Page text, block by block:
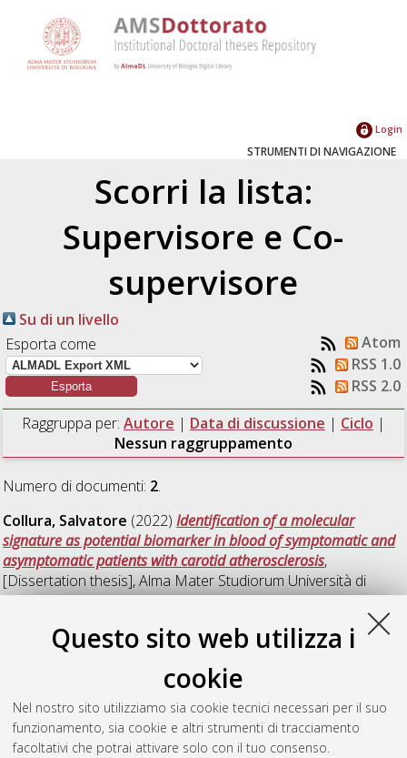
Questo sito web utilizza i
cookie
Nel nostro sito utilizziamo sia cookie tecnici necessari per il suo
funzionamento, sia cookie e altri strumenti di tracciamento
facoltativi che potrai attivare solo con il tuo consenso.
Login
STRUMENTI DI NAVIGAZIONE
Scorri la lista:
Supervisore e Co-
supervisore
Su di un livello
Esporta come
Atom
RSS 1.0
RSS 2.0
Raggruppa per: Autore | Data di discussione | Ciclo |
Nessun raggruppamento
Numero di documenti: 2.
Collura, Salvatore (2022)Identification of a molecular
signature as potential biomarker in blood of symptomatic and
asymptomatic patients with carotid atherosclerosis,
[Dissertation thesis], Alma Mater Studiorum Università di
Bologna. Dottorato di ricerca inScienze chirurgiche, 34 Ciclo.
Morsiani, Cristina (2016)Circulating microRNAs during
human aging and longevity, [Dissertation thesis], Alma Mater
Studiorum Università di Bologna. Dottorato di ricerca in
Oncologia e patologia sperimentale , 28 Ciclo. DOI
10.6092/unibo/amsdottorato/7409.